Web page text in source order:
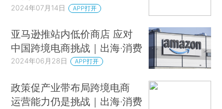
2024年07月14日 APP打开
亚马逊推站内低价商店 应对
中国跨境电商挑战｜出海·消费
2024年06月28日 APP打开
政策促产业带布局跨境电商
运营能力仍是挑战｜出海·消费